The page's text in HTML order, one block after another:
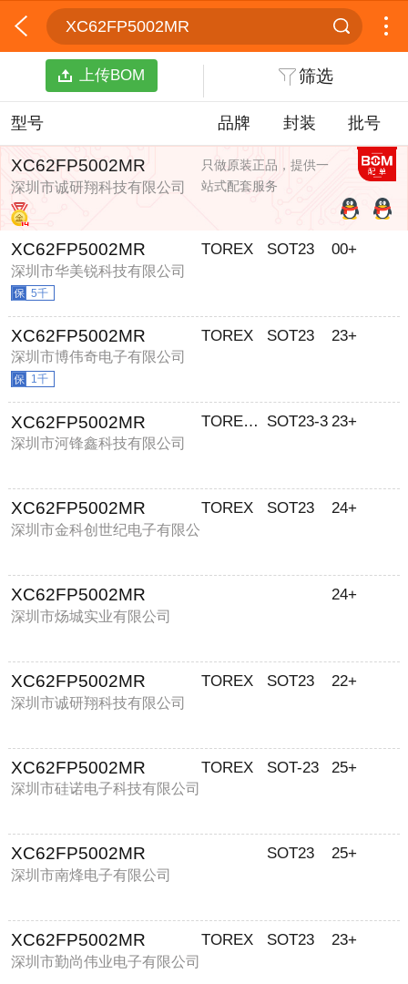
XC62FP5002MR
上传BOM 筛选
型号 品牌 封装 批号
XC62FP5002MR
深圳市诚研翔科技有限公司
只做原装正品，提供一
站式配套服务
XC62FP5002MR
深圳市华美锐科技有限公司
5千
TOREX SOT23 00+
XC62FP5002MR
深圳市博伟奇电子有限公司
1千
TOREX SOT23 23+
XC62FP5002MR
深圳市河锋鑫科技有限公司
TOREX/特瑞仕 SOT23-3 23+
XC62FP5002MR
深圳市金科创世纪电子有限公
TOREX SOT23 24+
XC62FP5002MR
深圳市炀城实业有限公司
24+
XC62FP5002MR
深圳市诚研翔科技有限公司
TOREX SOT23 22+
XC62FP5002MR
深圳市硅诺电子科技有限公司
TOREX SOT-23 25+
XC62FP5002MR
深圳市南烽电子有限公司
SOT23 25+
XC62FP5002MR
深圳市勤尚伟业电子有限公司
TOREX SOT23 23+